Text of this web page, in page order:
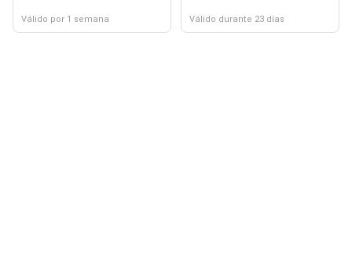
Válido por 1 semana Válido durante 23 días